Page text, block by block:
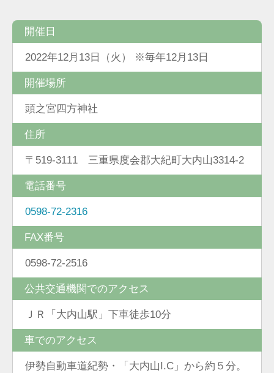
開催日
2022年12月13日（火） ※毎年12月13日
開催場所
頭之宮四方神社
住所
〒519-3111 三重県度会郡大紀町大内山3314-2
電話番号
0598-72-2316
FAX番号
0598-72-2516
公共交通機関でのアクセス
ＪＲ「大内山駅」下車徒歩10分
車でのアクセス
伊勢自動車道紀勢・「大内山I.C」から約５分。